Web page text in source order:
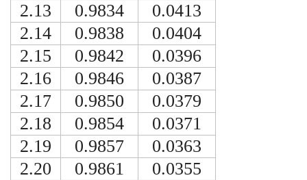
2.13
0.9834
0.0413
2.14
0.9838
0.0404
2.15
0.9842
0.0396
2.16
0.9846
0.0387
2.17
0.9850
0.0379
2.18
0.9854
0.0371
2.19
0.9857
0.0363
2.20
0.9861
0.0355